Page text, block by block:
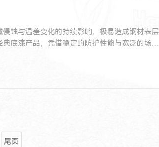
蚀与温差变化的持续影响，极易造成钢材表层
底漆产品，凭借稳定的防护性能与宽泛的场景
尾页